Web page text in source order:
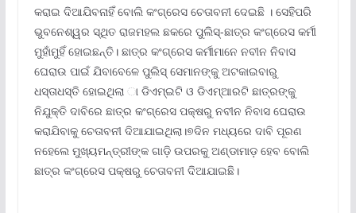
କରାଇ ଦିଆଯିବନାହିଁ ବୋଲି କଂଗ୍ରେସ ଚେତାବନୀ ଦେଇଛି । ସେହିପରି
ଭୁବନେଶ୍ୱର ସ୍ଥିତ ରାଜମହଲ ଛକରେ ପୁଲିସ୍-ଛାତ୍ର କଂଗ୍ରେସ କର୍ମୀ
ମୁହାଁମୁହିଁ ହୋଇଛନ୍ତି। ଛାତ୍ର କଂଗ୍ରେସ କର୍ମୀମାନେ ନବୀନ ନିବାସ
ଘେରାଉ ପାଇଁ ଯିବାବେଳେ ପୁଲିସ୍‌ ସେମାନଙ୍କୁ ଅଟକାଇବାରୁ
ଧସ୍ତାଧସ୍ତି ହୋଇଥିଲା ା ଡିଏମ୍‌ଇଟି ଓ ଡିଏମ୍‌ଆରଟି ଛାତ୍ରଙ୍କୁ
ନିଯୁକ୍ତି ଦାବିରେ ଛାତ୍ର କଂଗ୍ରେସ ପକ୍ଷରୁ ନବୀନ ନିବାସ ଘେରାଉ
କରାଯିବାକୁ ଚେତାବନୀ ଦିଆଯାଇଥିଲା।୭ଦିନ ମଧ୍ୟରେ ଦାବି ପୂରଣ
ନହେଲେ ମୁଖ୍ୟମନ୍ତ୍ରୀଙ୍କ ଗାଡ଼ି ଉପରକୁ ଅଣ୍ଡାମାଡ଼ ହେବ ବୋଲି
ଛାତ୍ର କଂଗ୍ରେସ ପକ୍ଷରୁ ଚେତାବନୀ ଦିଆଯାଇଛି।